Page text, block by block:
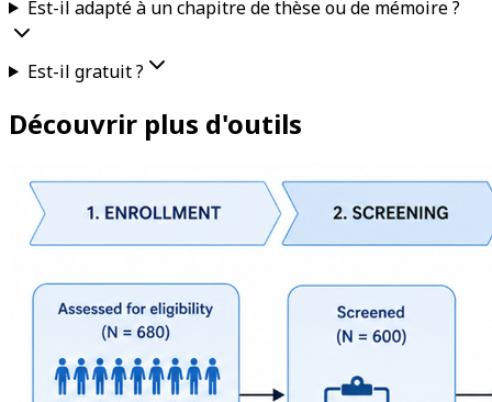
Est-il adapté à un chapitre de thèse ou de mémoire ?
Est-il gratuit ?
Découvrir plus d'outils